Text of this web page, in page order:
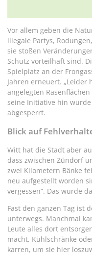
Vor allem geben die
illegale Partys,
sie stoßen
Schutz vorteilhaft sind.
Spielplatz an der
Jahren erneuert. „Leider
angelegten
seine Initiative hin
abgesperrt.
Blick auf
Witt hat die Stadt aber
dass zwischen Zündorf
zwei Kilometern Bänke
neu aufgestellt worden
vergessen“. Das wurde
Fast den ganzen Tag ist
unterwegs. Manchmal
Leute alles dort
macht, Kühlschränke
karren, um sie hier